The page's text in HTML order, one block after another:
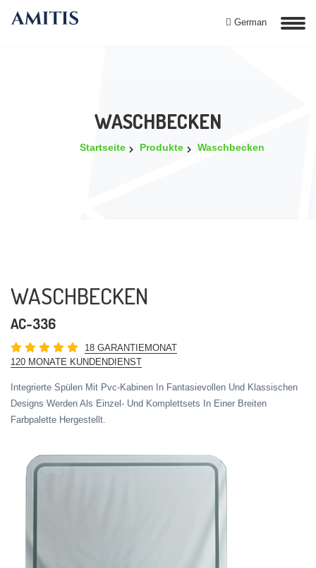
German
WASCHBECKEN
Startseite Produkte Waschbecken
WASCHBECKEN
AC-336
18 GARANTIEMONAT
120 MONATE KUNDENDIENST
Integrierte Spülen Mit Pvc-Kabinen In Fantasievollen Und Klassischen
Designs Werden Als Einzel- Und Komplettsets In Einer Breiten
Farbpalette Hergestellt.